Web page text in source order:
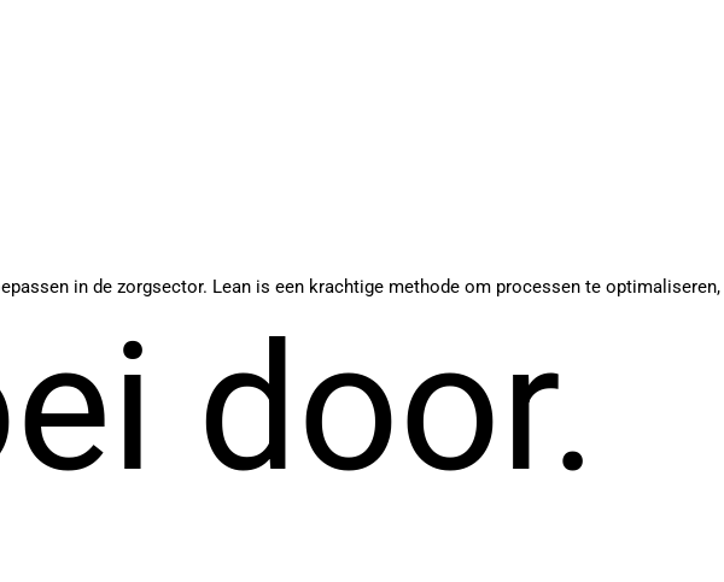
door.
in de zorgsector. Lean is een krachtige methode om processen te optimaliseren,